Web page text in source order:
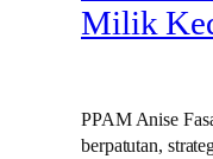
Milik
PPAM Anise
berpatutan,